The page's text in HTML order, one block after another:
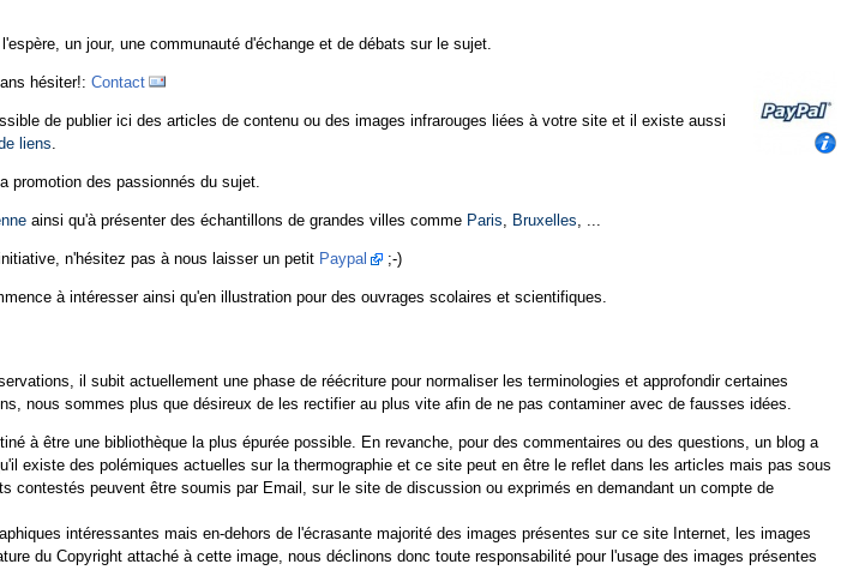
un jour, une communauté d'échange et de débats sur le sujet.
hésiter!: Contact
de publier ici des articles de contenu ou des images infrarouges liées à votre site et il existe aussi
liens.
promotion des passionnés du sujet.
ainsi qu'à présenter des échantillons de grandes villes comme Paris, Bruxelles, ...
n'hésitez pas à nous laisser un petit Paypal ;-)
à intéresser ainsi qu'en illustration pour des ouvrages scolaires et scientifiques.
il subit actuellement une phase de réécriture pour normaliser les terminologies et approfondir certaines
nous sommes plus que désireux de les rectifier au plus vite afin de ne pas contaminer avec de fausses idées.
à être une bibliothèque la plus épurée possible. En revanche, pour des commentaires ou des questions, un blog a
existe des polémiques actuelles sur la thermographie et ce site peut en être le reflet dans les articles mais pas sous
contestés peuvent être soumis par Email, sur le site de discussion ou exprimés en demandant un compte de
intéressantes mais en-dehors de l'écrasante majorité des images présentes sur ce site Internet, les images
du Copyright attaché à cette image, nous déclinons donc toute responsabilité pour l'usage des images présentes